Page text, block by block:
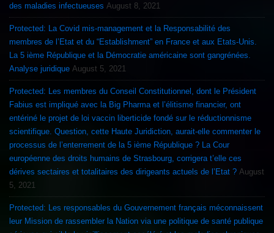
des maladies infectueuses August 8, 2021
Protected: La Covid mis-management et la Responsabilité des
membres de l’Etat et du “Establishment” en France et aux Etats-Unis.
La 5 ième République et la Démocratie américaine sont gangrénées.
Analyse juridique August 5, 2021
Protected: Les membres du Conseil Constitutionnel, dont le Président
Fabius est impliqué avec la Big Pharma et l’élitisme financier, ont
entériné le projet de loi vaccin liberticide fondé sur le réductionnisme
scientifique. Question, cette Haute Juridiction, aurait-elle commenter le
processus de l’enterrement de la 5 ième République ? La Cour
européenne des droits humains de Strasbourg, corrigera t’elle ces
dérives sectaires et totalitaires des dirigeants actuels de l’Etat ? August
5, 2021
Protected: Les responsables du Gouvernement français méconnaissent
leur Mission de rassembler la Nation via une politique de santé publique